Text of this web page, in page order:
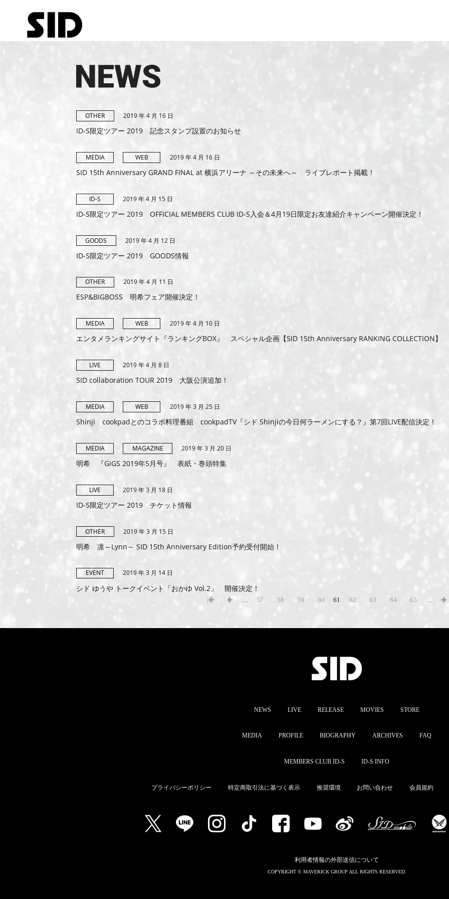
OTHER 2019 年 4 月 16 日
ID-S限定ツアー 2019 記念スタンプ設置のお知らせ
MEDIA WEB 2019 年 4 月 16 日
SID 15th Anniversary GRAND FINAL at 横浜アリーナ ～その未来へ～ ライブレポート掲載！
ID-S 2019 年 4 月 15 日
ID-S限定ツアー 2019 OFFICIAL MEMBERS CLUB ID-S入会＆4月19日限定お友達紹介キャンペーン開催決定！
GOODS 2019 年 4 月 12 日
ID-S限定ツアー 2019 GOODS情報
OTHER 2019 年 4 月 11 日
ESP&BIGBOSS 明希フェア開催決定！
MEDIA WEB 2019 年 4 月 10 日
エンタメランキングサイト『ランキングBOX』 スペシャル企画【SID 15th Anniversary RANKING COLLECTION】
LIVE 2019 年 4 月 8 日
SID collaboration TOUR 2019 大阪公演追加！
MEDIA WEB 2019 年 3 月 25 日
Shinji cookpadとのコラボ料理番組 cookpadTV『シド Shinjiの今日何ラーメンにする？』第7回LIVE配信決定！
MEDIA MAGAZINE 2019 年 3 月 20 日
明希 『GiGS 2019年5月号』 表紙・巻頭特集
LIVE 2019 年 3 月 18 日
ID-S限定ツアー 2019 チケット情報
OTHER 2019 年 3 月 15 日
明希 凛～Lynn～ SID 15th Anniversary Edition予約受付開始！
EVENT 2019 年 3 月 14 日
シド ゆうや トークイベント「おかゆ Vol.2」 開催決定！
| 57 58 59 60 61 62 63 64 65
NEWS LIVE RELEASE MOVIES STORE
MEDIA PROFILE BIOGRAPHY ARCHIVES FAQ
MEMBERS CLUB ID-S ID-S INFO
プライバシーポリシー 特定商取引法に基づく表示 推奨環境 お問い合わせ 会員規約
利用者情報の外部送信について
COPYRIGHT © MAVERICK GROUP ALL RIGHTS RESERVED.